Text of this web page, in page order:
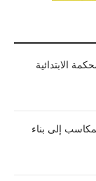
الابتدائية
المكاسب إلى بناء